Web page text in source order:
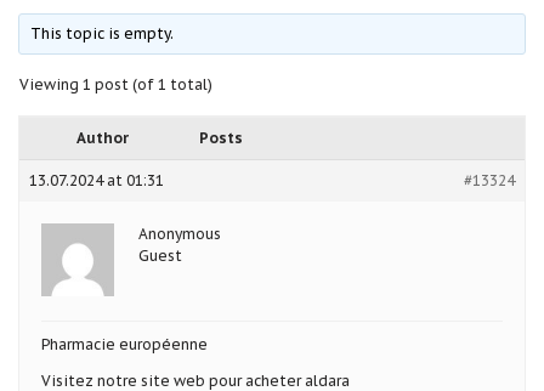
This topic is empty.
Viewing 1 post (of 1 total)
Author Posts
13.07.2024 at 01:31 #13324
Anonymous
Guest
Pharmacie européenne
Visitez notre site web pour acheter aldara